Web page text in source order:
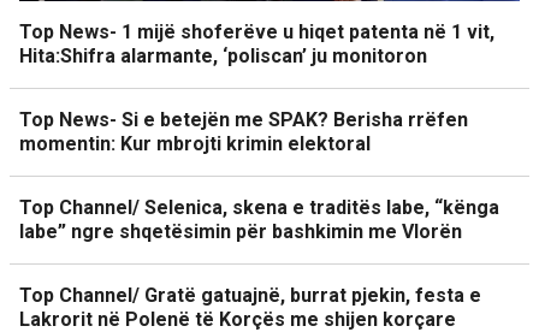
Top News- 1 mijë shoferëve u hiqet patenta në 1 vit,
Hita:Shifra alarmante, ‘poliscan’ ju monitoron
Top News- Si e betejën me SPAK? Berisha rrëfen
momentin: Kur mbrojti krimin elektoral
Top Channel/ Selenica, skena e traditës labe, “kënga
labe” ngre shqetësimin për bashkimin me Vlorën
Top Channel/ Gratë gatuajnë, burrat pjekin, festa e
Lakrorit në Polenë të Korçës me shijen korçare